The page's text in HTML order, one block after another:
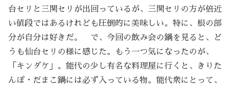
台セリと三関セリが出回っているが、三関セリの方が倍近
い値段ではあるけれども圧倒的に美味しい。特に、根の部
分が自分は好きだ。 で、今回の飲み会の鍋を見ると、ど
うも仙台セリの様に感じた。もう一つ気になったのが、
「キンダケ」。能代の少し有名な料理屋に行くと、きりた
んぽ・だまこ鍋には必ず入っている物。能代衆にとって、